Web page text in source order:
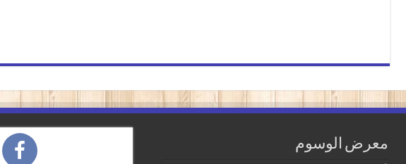
معرض الوسوم